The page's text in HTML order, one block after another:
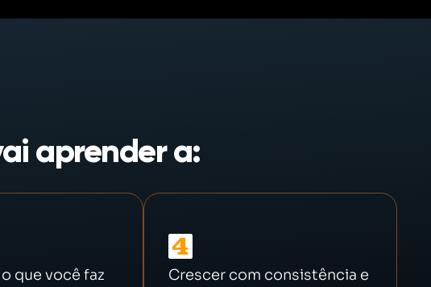
aprender a:
que você faz
Crescer com consistência e